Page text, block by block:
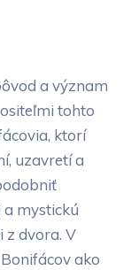
a význam
tohto
ktorí
uzavretí a
mystickú
z dvora. V
ako